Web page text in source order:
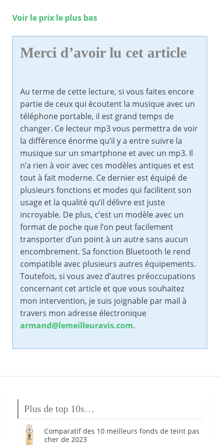
Voir le prix le plus bas
Merci d’avoir lu cet article
Au terme de cette lecture, si vous faites encore
partie de ceux qui écoutent la musique avec un
téléphone portable, il est grand temps de
changer. Ce lecteur mp3 vous permettra de voir
la différence énorme qu’il y a entre suivre la
musique sur un smartphone et avec un mp3. Il
n’a rien à voir avec ces modèles antiques et est
tout à fait moderne. Ce dernier est équipé de
plusieurs fonctions et modes qui facilitent son
usage et la qualité qu’il délivre est juste
incroyable. De plus, c’est un modèle avec un
format de poche que l’on peut facilement
transporter d’un point à un autre sans aucun
encombrement. Sa fonction Bluetooth le rend
compatible avec plusieurs autres équipements.
Toutefois, si vous avez d’autres préoccupations
concernant cet article et que vous souhaitez
mon intervention, je suis joignable par mail à
travers mon adresse électronique
armand@lemeilleuravis.com.
Plus de top 10s…
Comparatif des 10 meilleurs fonds de teint pas
cher de 2023